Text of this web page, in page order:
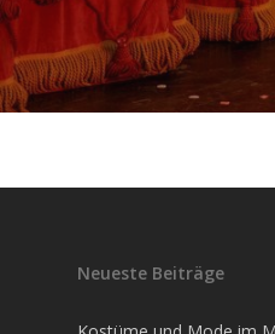
Neueste Beiträge